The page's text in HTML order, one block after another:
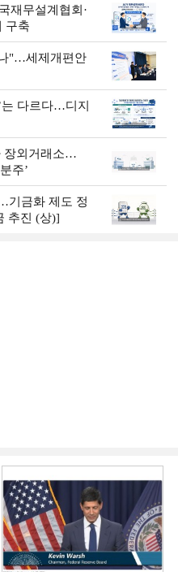
재무설계협회·
구축
"…세제개편안
는 다르다…디지
장외거래소…
주’
기금화 제도 정
추진 (상)]